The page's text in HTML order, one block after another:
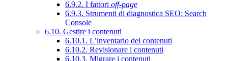
6.9.2. I fattori off-page
6.9.3. Strumenti di diagnostica SEO: Search
Console
6.10. Gestire i contenuti
6.10.1. L’inventario dei contenuti
6.10.2. Revisionare i contenuti
6.10.3. Migrare i contenuti